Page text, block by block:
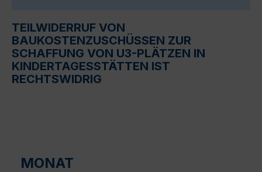
TEILWIDERRUF VON
BAUKOSTENZUSCHÜSSEN ZUR
SCHAFFUNG VON U3-PLÄTZEN IN
KINDERTAGESSTÄTTEN IST
RECHTSWIDRIG
MONAT